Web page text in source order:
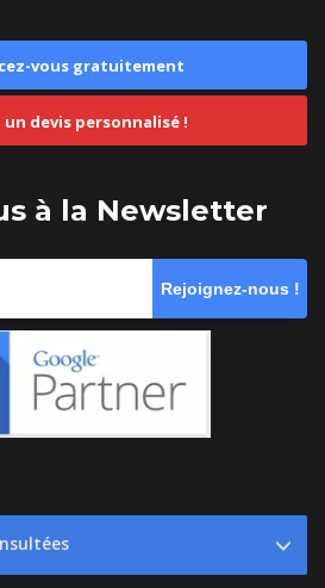
vous gratuitement
devis personnalisé !
à la Newsletter
Rejoignez-nous !